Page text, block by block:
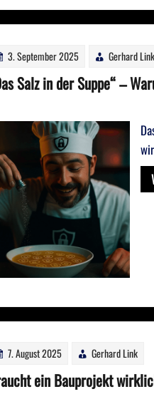
3. September 2025 Gerhard Link
Salz in der Suppe“ –
7. August 2025 Gerhard Link
ein Bauprojekt